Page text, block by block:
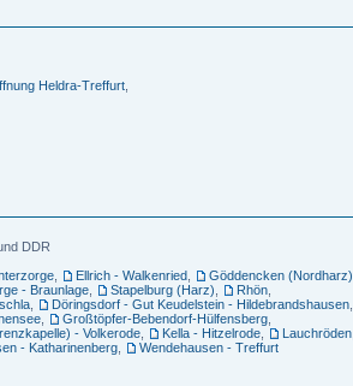
Heldra-Treffurt
DDR
Ellrich - Walkenried Göddencken (Nordharz)
- Braunlage Stapelburg (Harz) Rhön
Döringsdorf - Gut Keudelstein - Hildebrandshausen
Großtöpfer-Bebendorf-Hülfensberg
- Volkerode Kella - Hitzelrode Lauchröden
- Katharinenberg Wendehausen - Treffurt